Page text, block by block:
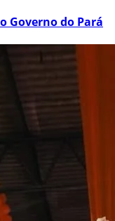
Governo do Pará